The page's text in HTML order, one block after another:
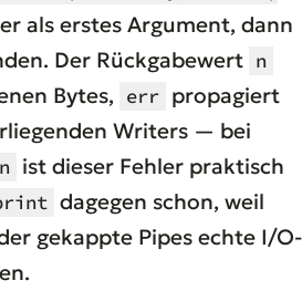
als erstes Argument, dann
Der Rückgabewert n
Bytes, err propagiert
Writers — bei
ist dieser Fehler praktisch
dagegen schon, weil
gekappte Pipes echte I/O-